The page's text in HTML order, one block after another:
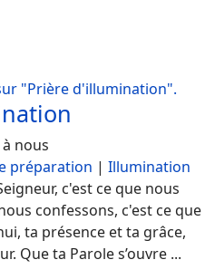
"Prière d'illumination".
nous
préparation | Illumination
c'est ce que nous
confessons, c'est ce que
ta présence et ta grâce,
Que ta Parole s’ouvre ...